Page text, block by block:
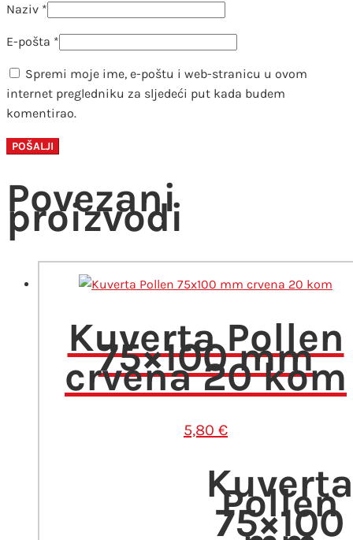
Naziv *
E-pošta *
Spremi moje ime, e-poštu i web-stranicu u ovom
internet pregledniku za sljedeći put kada budem
komentirao.
Povezani
proizvodi
Kuverta Pollen
75×100 mm
crvena 20 kom
5,80 €
Pollen
75×100